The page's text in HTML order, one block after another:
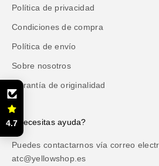
Política de privacidad
Condiciones de compra
Política de envío
Sobre nosotros
Garantía de originalidad
¿Necesitas ayuda?
Puedes contactarnos vía correo
atc@yellowshop.es
4.7